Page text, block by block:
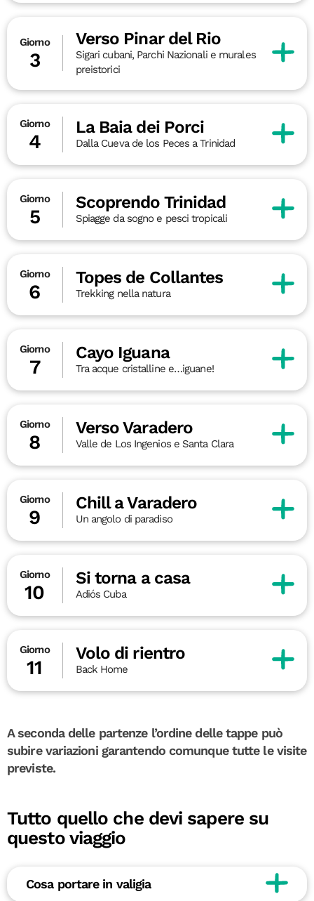
Giorno
3
Verso Pinar del Rio
Sigari cubani, Parchi Nazionali e murales
preistorici
Giorno
4
La Baia dei Porci
Dalla Cueva de los Peces a Trinidad
Giorno
5
Scoprendo Trinidad
Spiagge da sogno e pesci tropicali
Giorno
6
Topes de Collantes
Trekking nella natura
Giorno
7
Cayo Iguana
Tra acque cristalline e…iguane!
Giorno
8
Verso Varadero
Valle de Los Ingenios e Santa Clara
Giorno
9
Chill a Varadero
Un angolo di paradiso
Giorno
10
Si torna a casa
Adiós Cuba
Giorno
11
Volo di rientro
Back Home
A seconda delle partenze l’ordine delle tappe può
subire variazioni garantendo comunque tutte le visite
previste.
Tutto quello che devi sapere su
questo viaggio
Cosa portare in valigia